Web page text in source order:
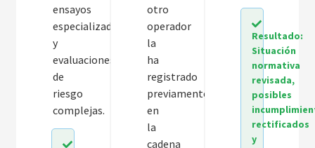
ensayos
especializados
y
evaluaciones
de
riesgo
complejas.
otro
operador
la
ha
registrado
previamente
en
la
cadena
Resultado:
Situación
normativa
revisada,
posibles
rectificados
y